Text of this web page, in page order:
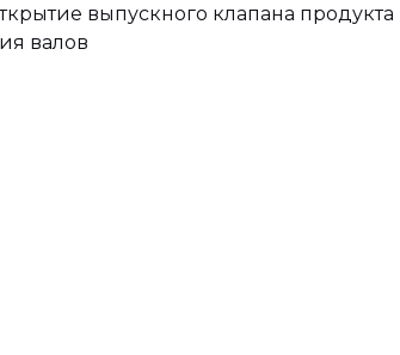
выпускного клапана продукта
валов